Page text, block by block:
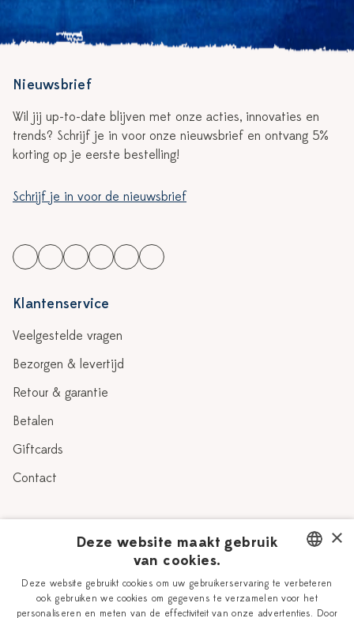
Nieuwsbrief
Wil jij up-to-date blijven met onze acties, innovaties en
trends? Schrijf je in voor onze nieuwsbrief en ontvang 5%
korting op je eerste bestelling!
Schrijf je in voor de nieuwsbrief
Klantenservice
Veelgestelde vragen
Bezorgen & levertijd
Retour & garantie
Betalen
Giftcards
Contact
Verhaal
Delfts Blauw
Workshops
DUTCH
ENGLISH
×
Deze website maakt gebruik
van cookies.
Deze website gebruikt cookies om uw gebruikerservaring te verbeteren
ook gebruiken we cookies om gegevens te verzamelen voor het
personaliseren en meten van de effectiviteit van onze advertenties. Door